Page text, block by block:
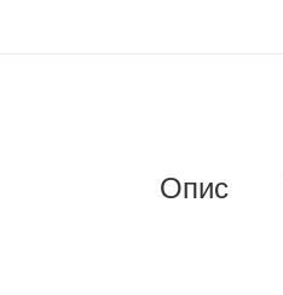
Опис